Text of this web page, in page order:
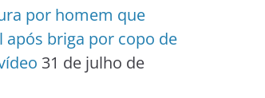
por homem que
após briga por copo de
31 de julho de